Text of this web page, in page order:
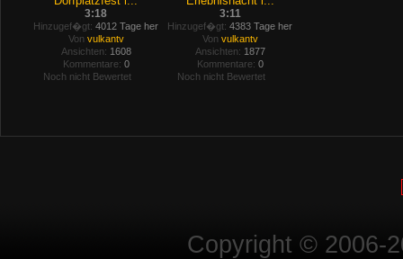
3:18
Hinzugef�gt: 4012 Tage her
Von vulkantv
Ansichten: 1608
Kommentare: 0
Noch nicht Bewertet
3:11
Hinzugef�gt: 4383 Tage her
Von vulkantv
Ansichten: 1877
Kommentare: 0
Noch nicht Bewertet
Copyright © 2006-